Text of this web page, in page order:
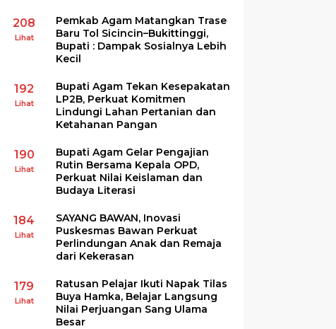
208
Lihat
Pemkab Agam Matangkan Trase
Baru Tol Sicincin–Bukittinggi,
Bupati : Dampak Sosialnya Lebih
Kecil
192
Lihat
Bupati Agam Tekan Kesepakatan
LP2B, Perkuat Komitmen
Lindungi Lahan Pertanian dan
Ketahanan Pangan
190
Lihat
Bupati Agam Gelar Pengajian
Rutin Bersama Kepala OPD,
Perkuat Nilai Keislaman dan
Budaya Literasi
184
Lihat
SAYANG BAWAN, Inovasi
Puskesmas Bawan Perkuat
Perlindungan Anak dan Remaja
dari Kekerasan
179
Lihat
Ratusan Pelajar Ikuti Napak Tilas
Buya Hamka, Belajar Langsung
Nilai Perjuangan Sang Ulama
Besar